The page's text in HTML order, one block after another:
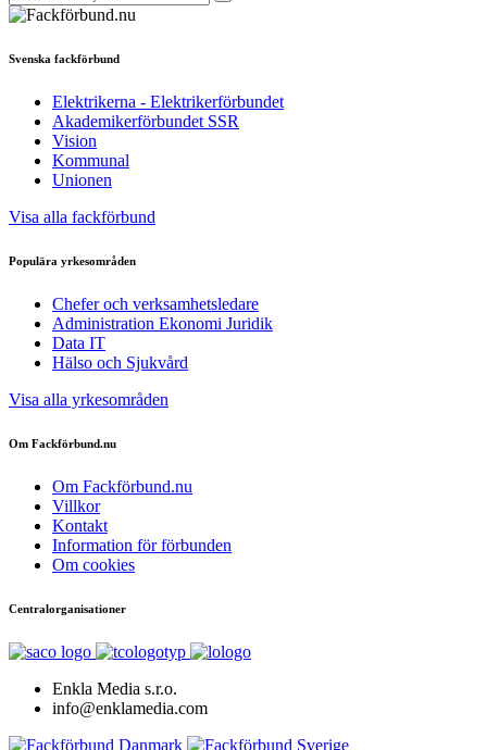
Svenska fackförbund
Elektrikerna - Elektrikerförbundet
Akademikerförbundet SSR
Vision
Kommunal
Unionen
Visa alla fackförbund
Populära yrkesområden
Chefer och verksamhetsledare
Administration Ekonomi Juridik
Data IT
Hälso och Sjukvård
Visa alla yrkesområden
Om Fackförbund.nu
Om Fackförbund.nu
Villkor
Kontakt
Information för förbunden
Om cookies
Centralorganisationer
Enkla Media s.r.o.
info@enklamedia.com